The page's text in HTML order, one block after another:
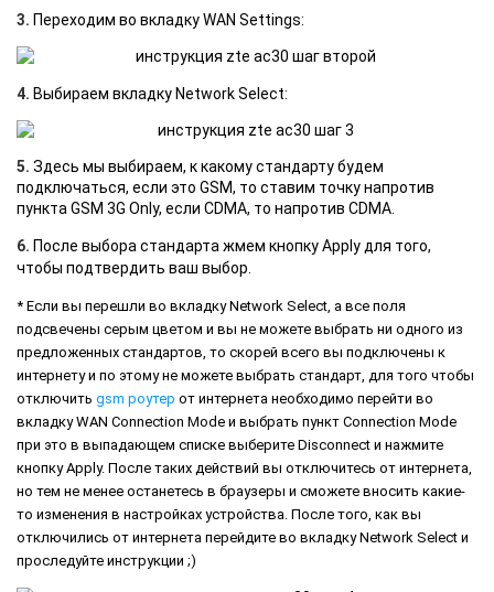
3. Переходим во вкладку WAN Settings:
4. Выбираем вкладку Network Select:
5. Здесь мы выбираем, к какому стандарту будем
подключаться, если это GSM, то ставим точку напротив
пункта GSM 3G Only, если CDMA, то напротив CDMA.
6. После выбора стандарта жмем кнопку Apply для того,
чтобы подтвердить ваш выбор.
* Если вы перешли во вкладку Network Select, а все поля
подсвечены серым цветом и вы не можете выбрать ни одного из
предложенных стандартов, то скорей всего вы подключены к
интернету и по этому не можете выбрать стандарт, для того чтобы
отключить gsm роутер от интернета необходимо перейти во
вкладку WAN Connection Mode и выбрать пункт Connection Mode
при это в выпадающем списке выберите Disconnect и нажмите
кнопку Apply. После таких действий вы отключитесь от интернета,
но тем не менее останетесь в браузеры и сможете вносить какие-
то изменения в настройках устройства. После того, как вы
отключились от интернета перейдите во вкладку Network Select и
проследуйте инструкции ;)